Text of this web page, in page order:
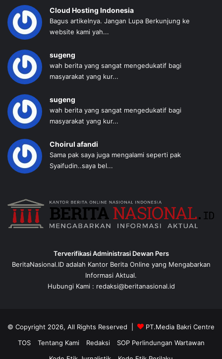
Cloud Hosting Indonesia
Bagus artikelnya. Jangan Lupa Berkunjung ke
website kami yah...
sugeng
wah berita yang sangat mengedukatif bagi
masyarakat yang kur...
sugeng
wah berita yang sangat mengedukatif bagi
masyarakat yang kur...
Choirul afandi
Sama pak saya juga mengalami seperti pak
Syaifudin..saya bel...
Terverifikasi Administrasi Dewan Pers
BeritaNasional.ID adalah Kantor Berita Online yang Mengabarkan
Informasi Aktual.
Hubungi Kami : redaksi@beritanasional.id
© Copyright 2026, All Rights Reserved |
PT.Media Bakri Centre
TOS
Tentang Kami Redaksi
SOP Perlindungan Wartawan